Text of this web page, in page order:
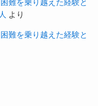
難を乗り越えた経験と
より
難を乗り越えた経験と